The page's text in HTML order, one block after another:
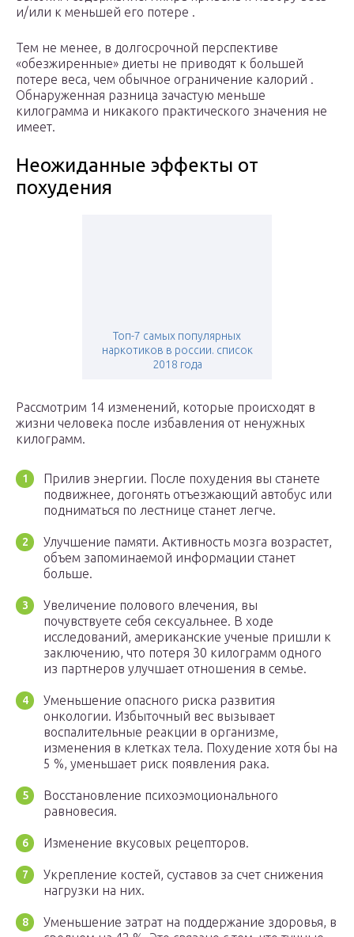
и/или к меньшей его потере .
Тем не менее, в долгосрочной перспективе
«обезжиренные» диеты не приводят к большей
потере веса, чем обычное ограничение калорий .
Обнаруженная разница зачастую меньше
килограмма и никакого практического значения не
имеет.
Неожиданные эффекты от
похудения
Топ-7 самых популярных
наркотиков в россии. список
2018 года
Рассмотрим 14 изменений, которые происходят в
жизни человека после избавления от ненужных
килограмм.
Прилив энергии. После похудения вы станете
подвижнее, догонять отъезжающий автобус или
подниматься по лестнице станет легче.
Улучшение памяти. Активность мозга возрастет,
объем запоминаемой информации станет
больше.
Увеличение полового влечения, вы
почувствуете себя сексуальнее. В ходе
исследований, американские ученые пришли к
заключению, что потеря 30 килограмм одного
из партнеров улучшает отношения в семье.
Уменьшение опасного риска развития
онкологии. Избыточный вес вызывает
воспалительные реакции в организме,
изменения в клетках тела. Похудение хотя бы на
5 %, уменьшает риск появления рака.
Восстановление психоэмоционального
равновесия.
Изменение вкусовых рецепторов.
Укрепление костей, суставов за счет снижения
нагрузки на них.
Уменьшение затрат на поддержание здоровья, в